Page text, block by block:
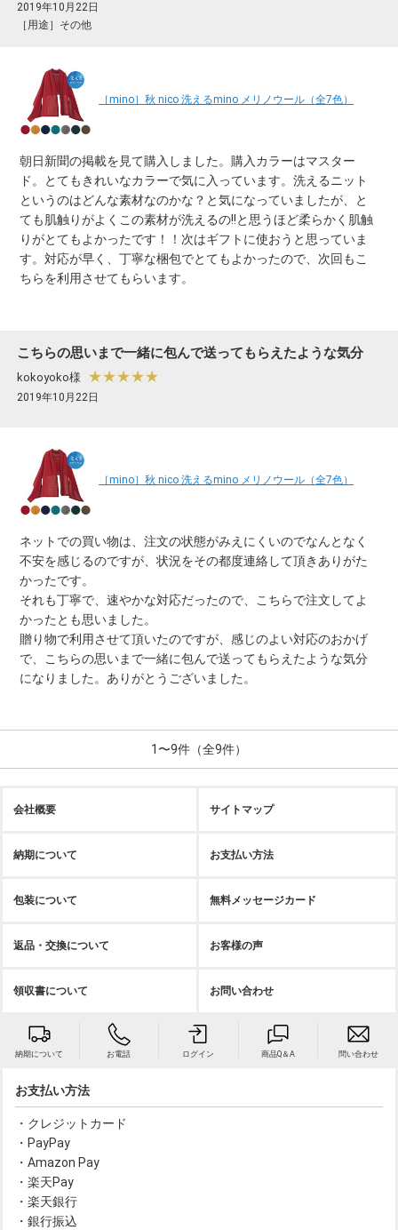
2019年10月22日
［用途］その他
［mino］秋 nico 洗えるmino メリノウール（全7色）
朝日新聞の掲載を見て購入しました。購入カラーはマスター
ド。とてもきれいなカラーで気に入っています。洗えるニット
というのはどんな素材なのかな？と気になっていましたが、と
ても肌触りがよくこの素材が洗えるの!!と思うほど柔らかく肌触
りがとてもよかったです！！次はギフトに使おうと思っていま
す。対応が早く、丁寧な梱包でとてもよかったので、次回もこ
ちらを利用させてもらいます。
こちらの思いまで一緒に包んで送ってもらえたような気分
kokoyoko様 ★★★★★
2019年10月22日
［mino］秋 nico 洗えるmino メリノウール（全7色）
ネットでの買い物は、注文の状態がみえにくいのでなんとなく
不安を感じるのですが、状況をその都度連絡して頂きありがた
かったです。
それも丁寧で、速やかな対応だったので、こちらで注文してよ
かったとも思いました。
贈り物で利用させて頂いたのですが、感じのよい対応のおかげ
で、こちらの思いまで一緒に包んで送ってもらえたような気分
になりました。ありがとうございました。
1〜9件（全9件）
会社概要 サイトマップ
納期について お支払い方法
包装について 無料メッセージカード
返品・交換について お客様の声
領収書について お問い合わせ
納期について お電話 ログイン 商品Q＆A 問い合わせ
お支払い方法
・クレジットカード
・PayPay
・Amazon Pay
・楽天Pay
・楽天銀行
・銀行振込